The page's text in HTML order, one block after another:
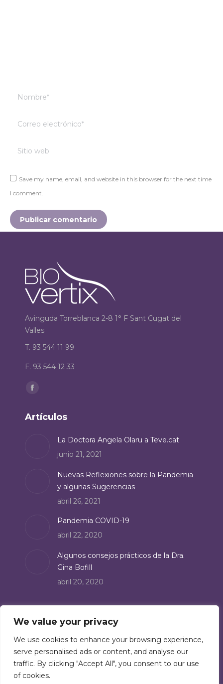
We value your privacy
We use cookies to enhance your browsing experience,
serve personalised ads or content, and analyse our
traffic. By clicking "Accept All", you consent to our use
of cookies.
Nombre *
Correo electrónico *
Sitio web
Save my name, email, and website in this browser for the next time
I comment.
Publicar comentario
Avinguda Torreblanca 2-8 1° F Sant Cugat del
Valles
T. 93 544 11 99
F. 93 544 12 33
Encuéntranos en:
opens
window
Artículos
La Doctora Angela Olaru a Teve.cat
junio 21, 2021
Nuevas Reflexiones sobre la Pandemia
y algunas Sugerencias
abril 26, 2021
Pandemia COVID-19
abril 22, 2020
Algunos consejos prácticos de la Dra.
Gina Bofill
abril 20, 2020
Suscríbete